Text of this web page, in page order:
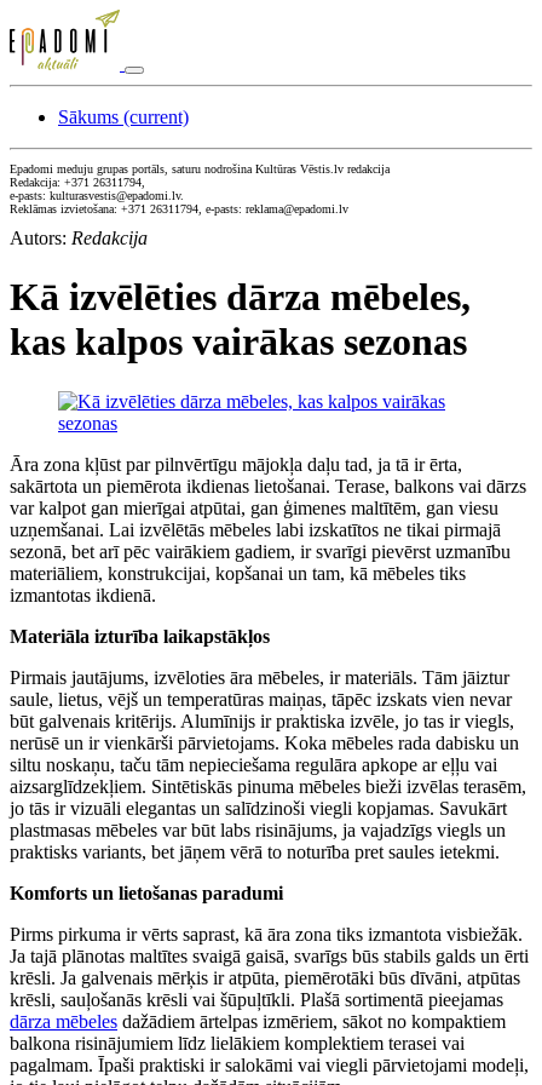
Sākums (current)
Epadomi meduju grupas portāls, saturu nodrošina Kultūras Vēstis.lv redakcija
Redakcija: +371 26311794,
e-pasts: kulturasvestis@epadomi.lv.
Reklāmas izvietošana: +371 26311794, e-pasts: reklama@epadomi.lv
Autors: Redakcija
Kā izvēlēties dārza mēbeles,
kas kalpos vairākas sezonas
Āra zona kļūst par pilnvērtīgu mājokļa daļu tad, ja tā ir ērta,
sakārtota un piemērota ikdienas lietošanai. Terase, balkons vai dārzs
var kalpot gan mierīgai atpūtai, gan ģimenes maltītēm, gan viesu
uzņemšanai. Lai izvēlētās mēbeles labi izskatītos ne tikai pirmajā
sezonā, bet arī pēc vairākiem gadiem, ir svarīgi pievērst uzmanību
materiāliem, konstrukcijai, kopšanai un tam, kā mēbeles tiks
izmantotas ikdienā.
Materiāla izturība laikapstākļos
Pirmais jautājums, izvēloties āra mēbeles, ir materiāls. Tām jāiztur
saule, lietus, vējš un temperatūras maiņas, tāpēc izskats vien nevar
būt galvenais kritērijs. Alumīnijs ir praktiska izvēle, jo tas ir viegls,
nerūsē un ir vienkārši pārvietojams. Koka mēbeles rada dabisku un
siltu noskaņu, taču tām nepieciešama regulāra apkope ar eļļu vai
aizsarglīdzekļiem. Sintētiskās pinuma mēbeles bieži izvēlas terasēm,
jo tās ir vizuāli elegantas un salīdzinoši viegli kopjamas. Savukārt
plastmasas mēbeles var būt labs risinājums, ja vajadzīgs viegls un
praktisks variants, bet jāņem vērā to noturība pret saules ietekmi.
Komforts un lietošanas paradumi
Pirms pirkuma ir vērts saprast, kā āra zona tiks izmantota visbiežāk.
Ja tajā plānotas maltītes svaigā gaisā, svarīgs būs stabils galds un ērti
krēsli. Ja galvenais mērķis ir atpūta, piemērotāki būs dīvāni, atpūtas
krēsli, sauļošanās krēsli vai šūpuļtīkli. Plašā sortimentā pieejamas
dārza mēbeles dažādiem ārtelpas izmēriem, sākot no kompaktiem
balkona risinājumiem līdz lielākiem komplektiem terasei vai
pagalmam. Īpaši praktiski ir salokāmi vai viegli pārvietojami modeļi,